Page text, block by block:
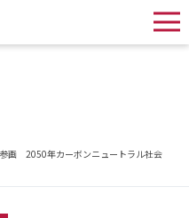
画 2050年カーボンニュートラル社会